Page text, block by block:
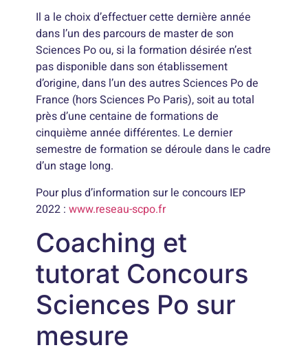
Il a le choix d’effectuer cette dernière année
dans l’un des parcours de master de son
Sciences Po ou, si la formation désirée n’est
pas disponible dans son établissement
d’origine, dans l’un des autres Sciences Po de
France (hors Sciences Po Paris), soit au total
près d’une centaine de formations de
cinquième année différentes. Le dernier
semestre de formation se déroule dans le cadre
d’un stage long.
Pour plus d’information sur le concours IEP
2022 :www.reseau-scpo.fr
Coaching et
tutorat Concours
Sciences Po sur
mesure